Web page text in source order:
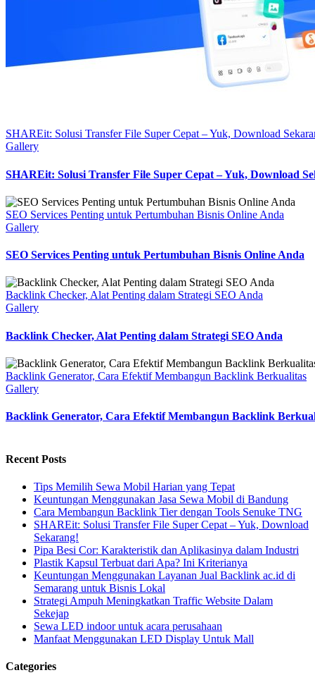
SHAREit: Solusi Transfer File Super Cepat – Yuk, Download
Gallery
SHAREit: Solusi Transfer File Super Cepat – Yuk, Download
SEO Services Penting untuk Pertumbuhan Bisnis Online Anda
Gallery
SEO Services Penting untuk Pertumbuhan Bisnis Online Anda
Backlink Checker, Alat Penting dalam Strategi SEO Anda
Gallery
Backlink Checker, Alat Penting dalam Strategi SEO Anda
Backlink Generator, Cara Efektif Membangun Backlink Berkualitas
Gallery
Backlink Generator, Cara Efektif Membangun Backlink
Recent Posts
Tips Memilih Sewa Mobil Harian yang Tepat
Keuntungan Menggunakan Jasa Sewa Mobil di Bandung
Cara Membangun Backlink Tier dengan Tools Senuke TNG
SHAREit: Solusi Transfer File Super Cepat – Yuk, Download
Sekarang!
Pipa Besi Cor: Karakteristik dan Aplikasinya dalam Industri
Plastik Kapsul Terbuat dari Apa? Ini Kriterianya
Keuntungan Menggunakan Layanan Jual Backlink ac.id di
Semarang untuk Bisnis Lokal
Strategi Ampuh Meningkatkan Traffic Website Dalam
Sekejap
Sewa LED indoor untuk acara perusahaan
Manfaat Menggunakan LED Display Untuk Mall
Categories